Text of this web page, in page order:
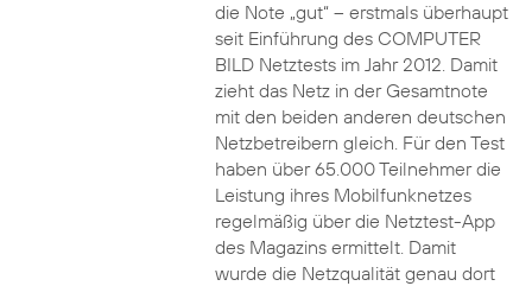
die Note „gut“ – erstmals überhaupt
seit Einführung des COMPUTER
BILD Netztests im Jahr 2012. Damit
zieht das Netz in der Gesamtnote
mit den beiden anderen deutschen
Netzbetreibern gleich. Für den Test
haben über 65.000 Teilnehmer die
Leistung ihres Mobilfunknetzes
regelmäßig über die Netztest-App
des Magazins ermittelt. Damit
wurde die Netzqualität genau dort